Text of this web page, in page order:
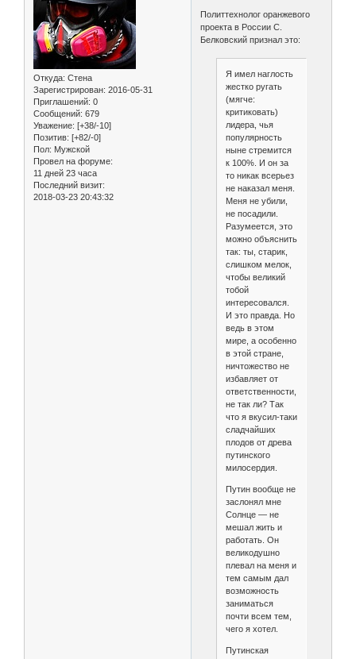
Откуда: Стена
Зарегистрирован: 2016-05-31
Приглашений: 0
Сообщений: 679
Уважение: [+38/-10]
Позитив: [+82/-0]
Пол: Мужской
Провел на форуме:
11 дней 23 часа
Последний визит:
2018-03-23 20:43:32
Политтехнолог оранжевого
проекта в России С.
Белковский признал это:
Я имел наглость
жестко ругать
(мягче:
критиковать)
лидера, чья
популярность
ныне стремится
к 100%. И он за
то никак всерьез
не наказал меня.
Меня не убили,
не посадили.
Разумеется, это
можно объяснить
так: ты, старик,
слишком мелок,
чтобы великий
тобой
интересовался.
И это правда. Но
ведь в этом
мире, а особенно
в этой стране,
ничтожество не
избавляет от
ответственности,
не так ли? Так
что я вкусил-таки
сладчайших
плодов от древа
путинского
милосердия.
Путин вообще не
заслонял мне
Солнце — не
мешал жить и
работать. Он
великодушно
плевал на меня и
тем самым дал
возможность
заниматься
почти всем тем,
чего я хотел.
Путинская